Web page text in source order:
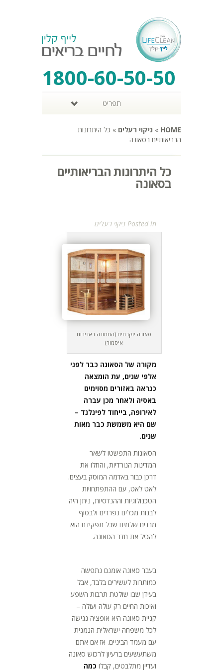
1800-60-50-50
תפריט
HOME
» ניקוי רעלים » כל היתרונות
הבריאותיים בסאונה
כל היתרונות הבריאותיים
בסאונה
Posted in ניקוי רעלים
סאונה יוקרתית (התמונה באדיבות
איסמור)
מקורה של הסאונה כבר לפני
אלפי שנים, עת הומצאה
כנראה באזורים מסוימים
באסיה ולאחר מכן עברה
לאירופה, בייחוד לפינלנד –
שם היא משמשת כבר מאות
שנים.
הסאונות התפשטו לשאר
המדינות הנורדיות, והחלו את
דרכן כבור באדמה המוסק בעצים.
לאט לאט, עם ההתפתחויות
הטכנולוגיות וההנדסיות, ניתן היה
לבנות מכלים נפרדים ולבסוף
מבנים שלמים שכל תפקידם הוא
להכיל את חדר הסאונה.
בעבר סאונה אומנם נתפשה
כמותרות לעשירים בלבד, אבל
בעידן שבו שולטת תרבות השפע
ואיכות החיים רק עולה ועולה –
קניית סאונה היא אופציה נגישה
לכל משפחה ישראלית הנמנית
עם מעמד הביניים. אז אם אתם
משתעשעים ברעיון לרכוש סאונה
ועדיין מתלבטים, קבלו כמה